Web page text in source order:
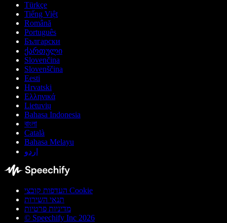
Türkçe
Tiếng Việt
Română
Português
Български
ქართული
Slovenčina
Slovenščina
Eesti
Hrvatski
Ελληνικά
Lietuvių
Bahasa Indonesia
বাংলা
Català
Bahasa Melayu
اردو
העדפות קובצי Cookie
תנאי השירות
מדיניות פרטיות
© Speechify Inc 2026